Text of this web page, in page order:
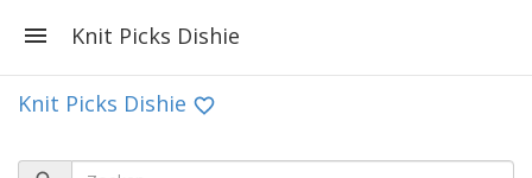
Knit Picks Dishie
Knit Picks Dishie